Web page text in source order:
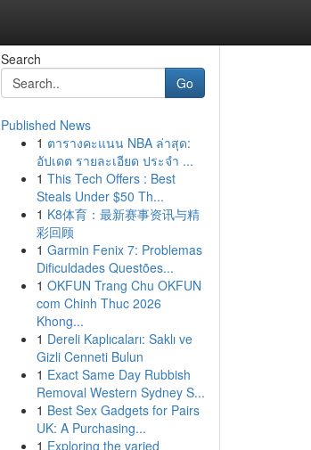
Search
Go
Published News
1 ตารางคะแนน NBA ล่าสุด:
อัปเดต รายละเอียด ประจำ ...
1 This Tech Offers : Best
Steals Under $50 Th...
1 K8体育：最新赛事资讯与精
彩回顾
1 Garmin Fenix 7: Problemas
Dificuldades Questões...
1 OKFUN Trang Chu OKFUN
com Chinh Thuc 2026
Khong...
1 Dereli Kaplıcaları: Saklı ve
Gizli Cenneti Bulun
1 Exact Same Day Rubbish
Removal Western Sydney S...
1 Best Sex Gadgets for Pairs
UK: A Purchasing...
1 Exploring the varied